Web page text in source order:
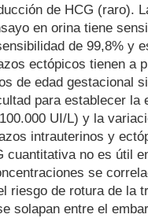
de HCG (raro).
en orina tiene
de 99,8% y
ectópicos tienen a
de edad gestacional
para establecer la
UI/L) y la
intrauterinos y
cuantitativa no es útil
se
riesgo de rotura de la
solapan entre el